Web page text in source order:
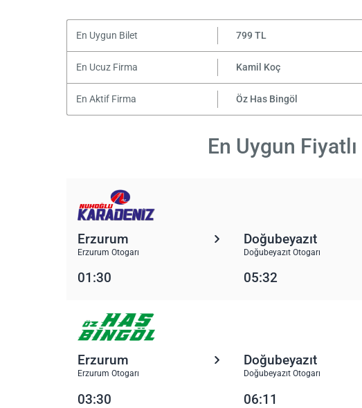
En Uygun Bilet 799 TL
En Ucuz Firma Kamil Koç
En Aktif Firma Öz Has Bingöl
En Uygun
Erzurum
Erzurum Otogarı
Doğubeyazıt
Doğubeyazıt Otogarı
01:30 05:32
Erzurum
Erzurum Otogarı
Doğubeyazıt
Doğubeyazıt Otogarı
03:30 06:11